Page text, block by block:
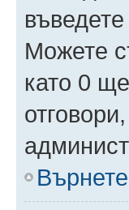
Можете
като 0